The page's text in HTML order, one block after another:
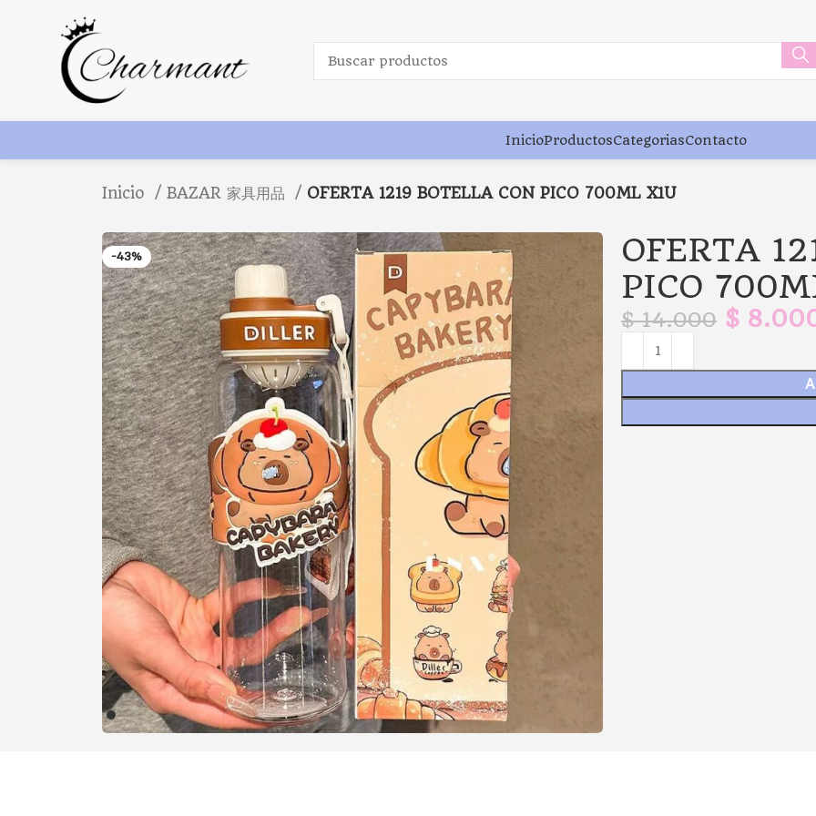
InicioProductosCategoriasContacto
Inicio BAZAR 家具用品 OFERTA 1219 BOTELLA CON PICO 700ML X1U
-43%
OFERTA
PICO
$14.000 $